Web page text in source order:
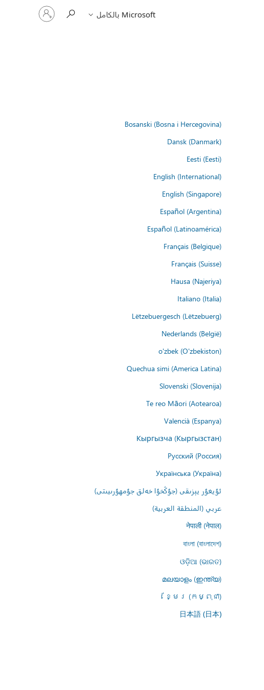
Microsoft بالكامل
تسجيل
الدخول
إلى
Bosanski (Bosna i Hercegovina)
Dansk (Danmark)
Eesti (Eesti)
English (International)
English (Singapore)
Español (Argentina)
Español (Latinoamérica)
Français (Belgique)
Français (Suisse)
Hausa (Najeriya)
Italiano (Italia)
Lëtzebuergesch (Lëtzebuerg)
Nederlands (België)
o'zbek (O'zbekiston)
Quechua simi (America Latina)
Slovenski (Slovenija)
Te reo Māori (Aotearoa)
Valencià (Espanya)
Кыргызча (Кыргызстан)
Русский (Россия)
Українська (Україна)
ئۇيغۇر يېزىقى (جۇڭخۇا خەلق جۇمھۇرىيىتى)
عربي (المنطقة العربية)
नेपाली (नेपाल)
বাংলা (বাংলাদেশ)
ଓଡ଼ିଆ (ଭାରତ)
മലയാളം (ഇന്ത്യ)
ខ្មែរ (កម្ពុជា)
日本語 (日本)